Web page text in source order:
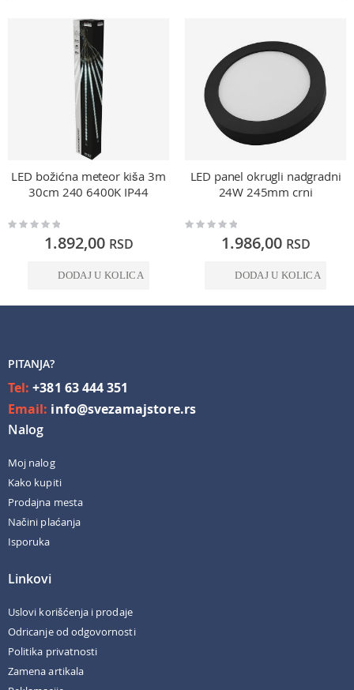
LED božićna meteor kiša 3m
30cm 240 6400K IP44
Rating:
1.892,00 RSD
DODAJ U KOLICA
LED panel okrugli nadgradni
24W 245mm crni
Rating:
1.986,00 RSD
DODAJ U KOLICA
PITANJA?
Tel:+381 63 444 351
Email: info@svezamajstore.rs
Nalog
Moj nalog
Kako kupiti
Prodajna mesta
Načini plaćanja
Isporuka
Linkovi
Uslovi korišćenja i prodaje
Odricanje od odgovornosti
Politika privatnosti
Zamena artikala